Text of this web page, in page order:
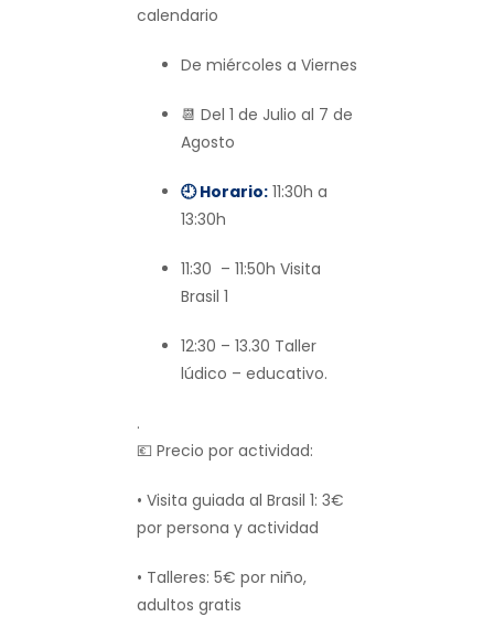
calendario
De miércoles a Viernes
📆 Del 1 de Julio al 7 de
Agosto
🕘 Horario: 11:30h a
13:30h
11:30 – 11:50h Visita
Brasil 1
12:30 – 13.30 Taller
lúdico – educativo.
.
💶 Precio por actividad:
• Visita guiada al Brasil 1: 3€
por persona y actividad
• Talleres: 5€ por niño,
adultos gratis